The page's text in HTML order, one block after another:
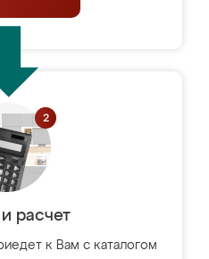
расчет
к Вам с каталогом